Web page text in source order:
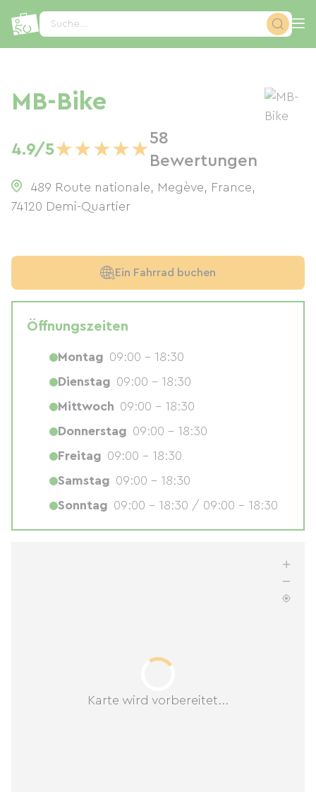
Suche...
MB-Bike
4.9/5★★★★★
58
Bewertungen
489 Route nationale, Megève, France,
74120 Demi-Quartier
Karte wird vorbereitet...
Ein Fahrrad buchen
Öffnungszeiten
Montag 09:00 - 18:30
Dienstag 09:00 - 18:30
Mittwoch 09:00 - 18:30
Donnerstag 09:00 - 18:30
Freitag 09:00 - 18:30
Samstag 09:00 - 18:30
Sonntag 09:00 - 18:30 / 09:00 - 18:30
Cookie-Einstellungen